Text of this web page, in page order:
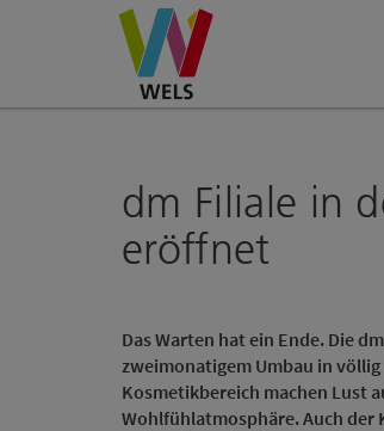
Zum Inhalt Accesskey
[0]
Zur NavigationAccesskey
[1]
Zum Seitenanfang Accesskey
[2]
dm Filiale in
eröffnet
Das Warten hat ein Ende. Die
zweimonatigem Umbau in völlig
Kosmetikbereich machen Lust
Wohlfühlatmosphäre. Auch